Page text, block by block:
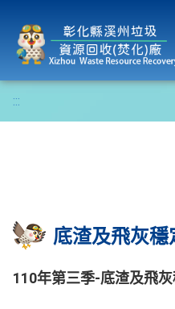
:::
底渣及飛灰
110年第三季-底渣及飛